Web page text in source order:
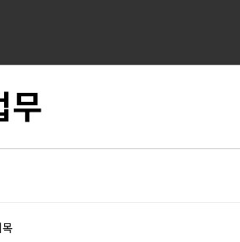
무